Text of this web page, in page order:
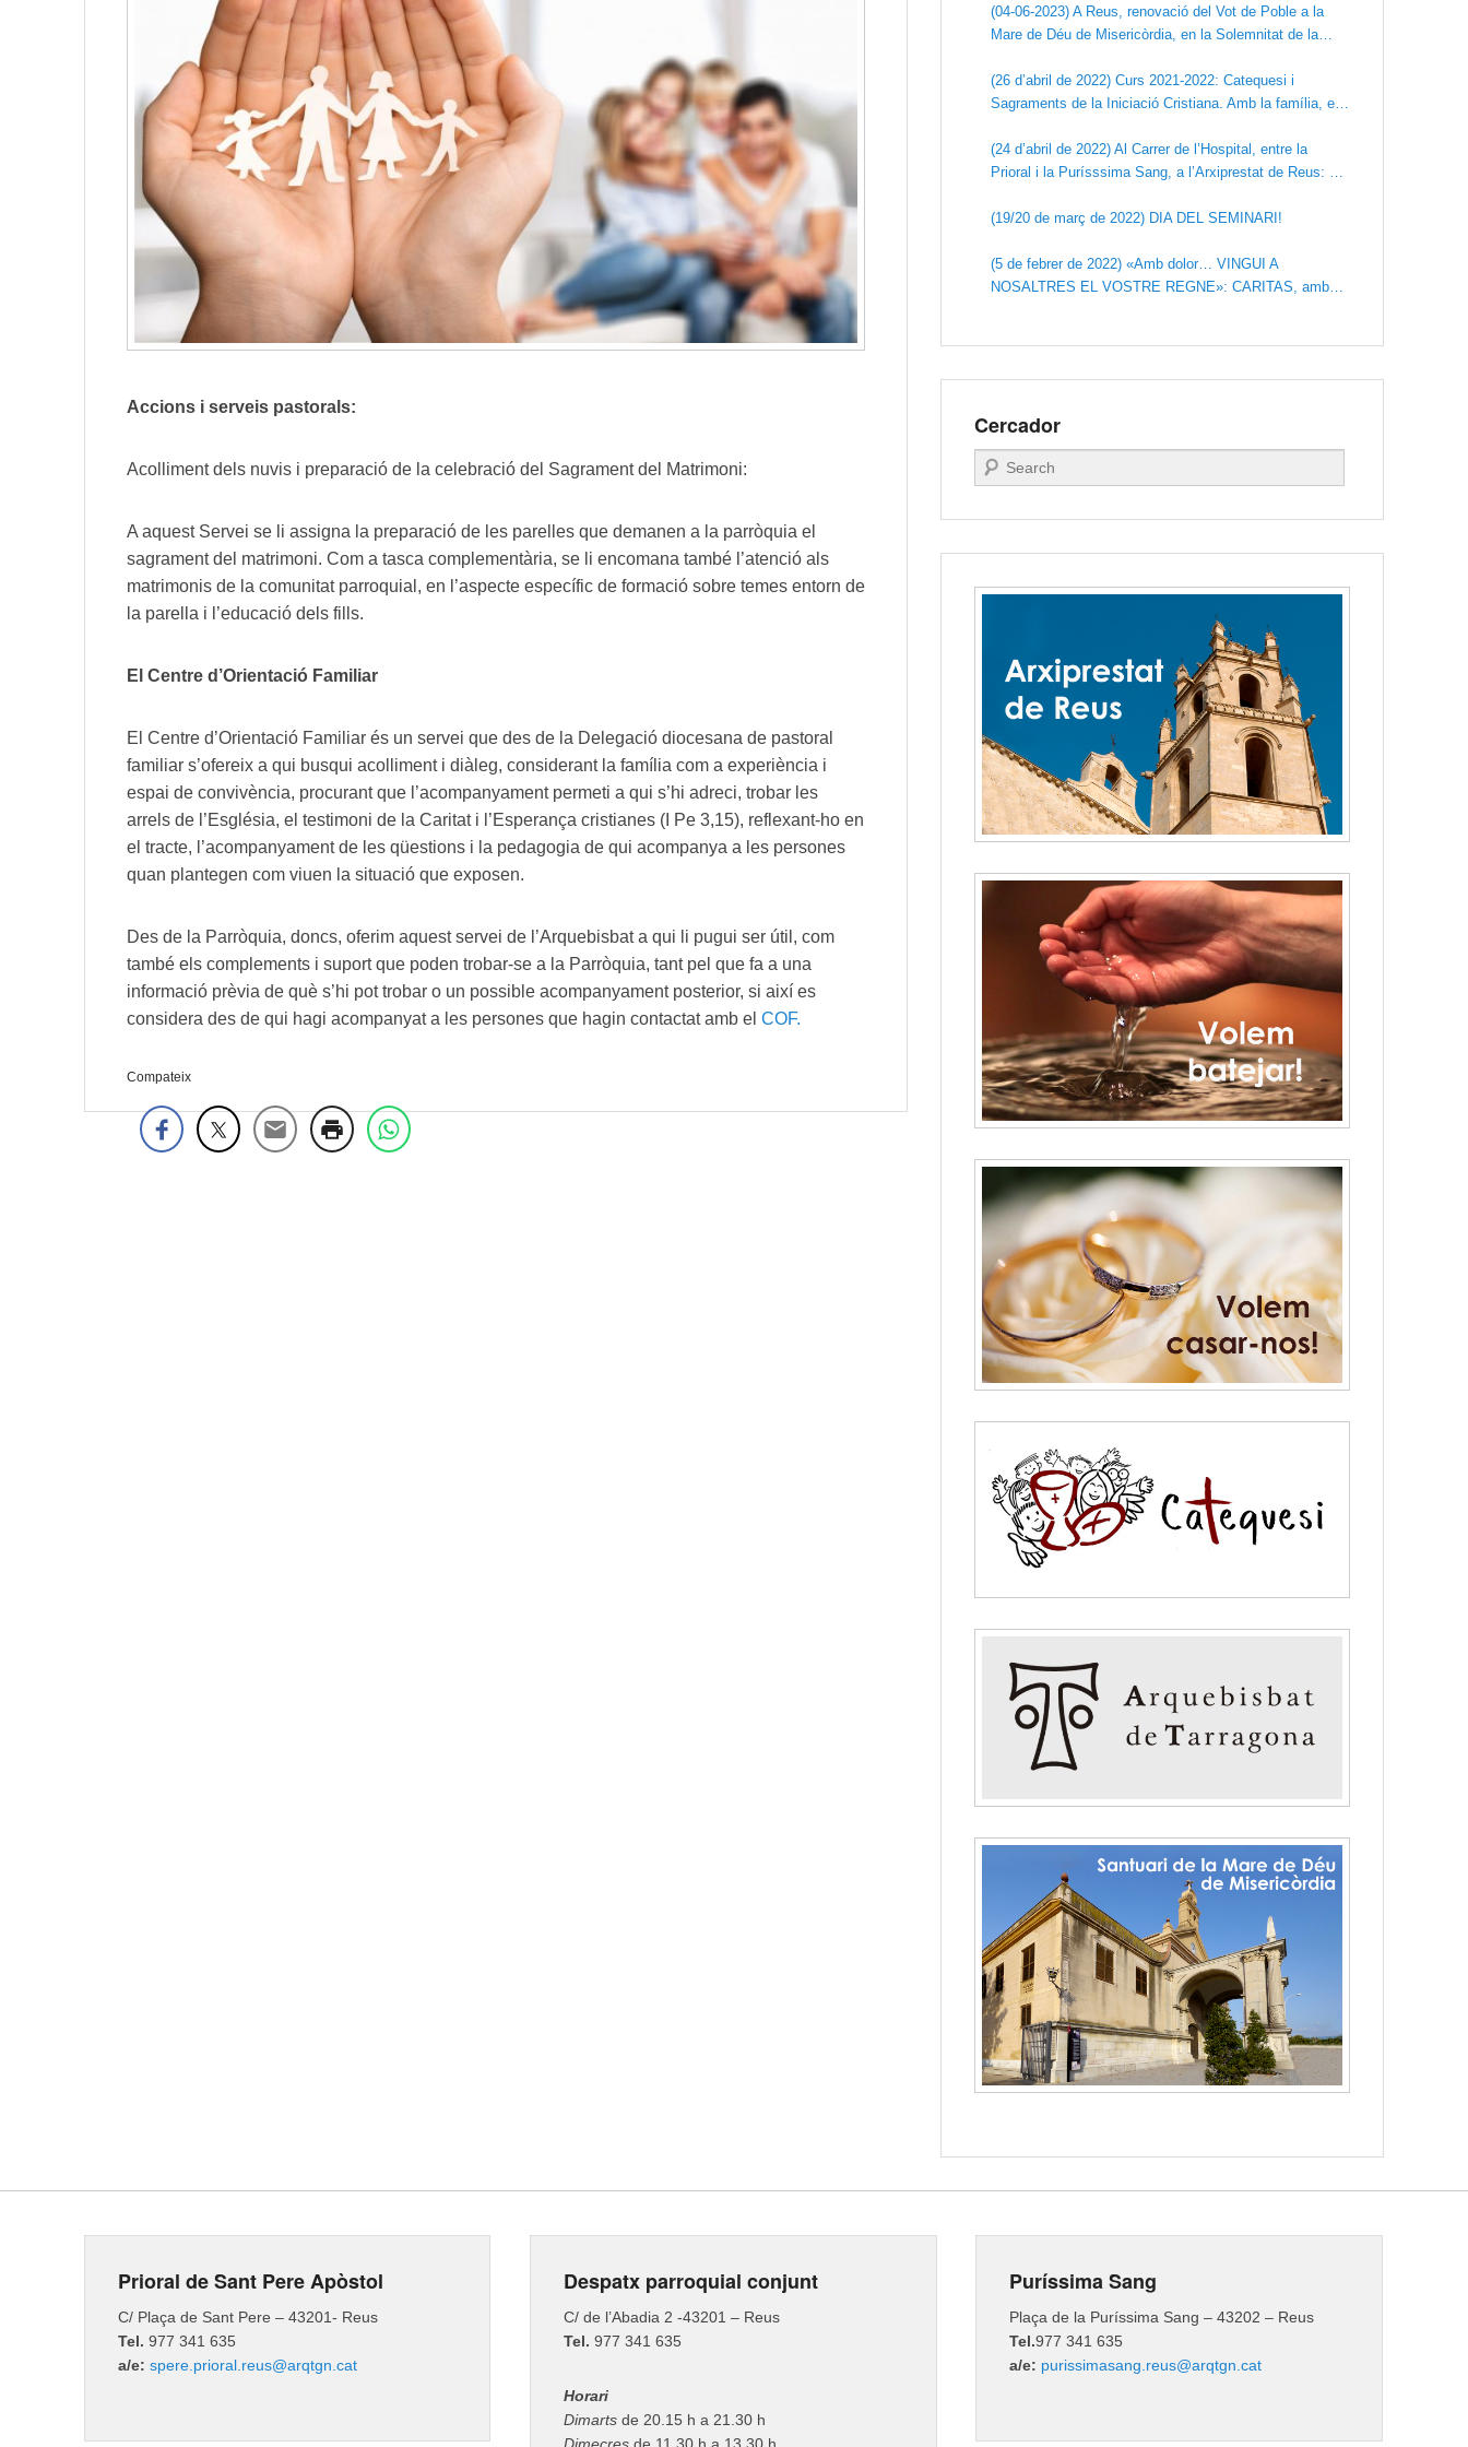
Accions i serveis pastorals:
Acolliment dels nuvis i preparació de la celebració del Sagrament del Matrimoni:
A aquest Servei se li assigna la preparació de les parelles que demanen a la parròquia el
sagrament del matrimoni. Com a tasca complementària, se li encomana també l’atenció als
matrimonis de la comunitat parroquial, en l’aspecte específic de formació sobre temes entorn de
la parella i l’educació dels fills.
El Centre d’Orientació Familiar
El Centre d’Orientació Familiar és un servei que des de la Delegació diocesana de pastoral
familiar s’ofereix a qui busqui acolliment i diàleg, considerant la família com a experiència i
espai de convivència, procurant que l’acompanyament permeti a qui s’hi adreci, trobar les
arrels de l’Església, el testimoni de la Caritat i l’Esperança cristianes (I Pe 3,15), reflexant-ho en
el tracte, l’acompanyament de les qüestions i la pedagogia de qui acompanya a les persones
quan plantegen com viuen la situació que exposen.
Des de la Parròquia, doncs, oferim aquest servei de l’Arquebisbat a qui li pugui ser útil, com
també els complements i suport que poden trobar-se a la Parròquia, tant pel que fa a una
informació prèvia de què s’hi pot trobar o un possible acompanyament posterior, si així es
considera des de qui hagi acompanyat a les persones que hagin contactat amb el COF.
Compateix
(04-06-2023) A Reus, renovació del Vot de Poble a la
Mare de Déu de Misericòrdia, en la Solemnitat de la
Misericòrdia)
(26 d’abril de 2022) Curs 2021-2022: Catequesi i
Sagraments de la Iniciació Cristiana. Amb la família, en
(24 d’abril de 2022) Al Carrer de l’Hospital, entre la
Prioral i la Purísssima Sang, a l’Arxiprestat de Reus: LA
(19/20 de març de 2022) DIA DEL SEMINARI!
(5 de febrer de 2022) «Amb dolor… VINGUI A
NOSALTRES EL VOSTRE REGNE»: CARITAS, amb
Cercador
Search
Prioral de Sant Pere Apòstol
C/ Plaça de Sant Pere – 43201- Reus
Tel. 977 341 635
a/e: spere.prioral.reus@arqtgn.cat
Despatx parroquial conjunt
C/ de l’Abadia 2 -43201 – Reus
Tel. 977 341 635
Horari
Dimarts de 20.15 h a 21.30 h
Dimecres de 11.30 h a 13.30 h
Puríssima Sang
Plaça de la Puríssima Sang – 43202 – Reus
Tel.977 341 635
a/e: purissimasang.reus@arqtgn.cat